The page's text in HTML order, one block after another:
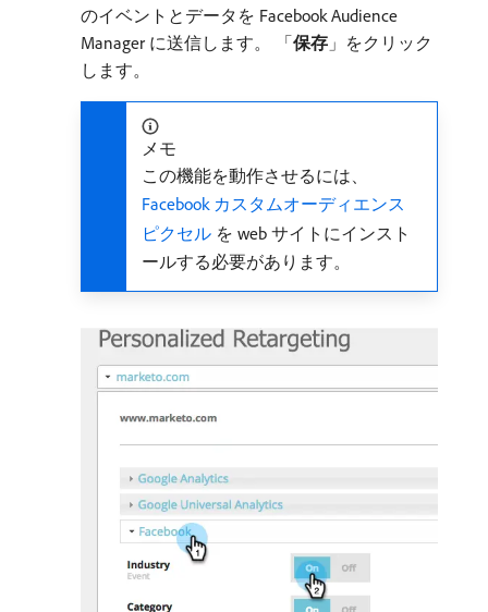
のイベントとデータを Facebook Audience
Manager に送信します。 「保存 」をクリック
します。
メモ
この機能を動作させるには、
Facebook カスタムオーディエンス
ピクセル を web サイトにインスト
ールする必要があります。